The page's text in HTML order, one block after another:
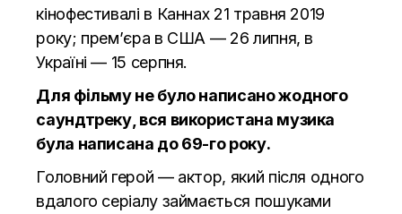
кінофестивалі в Каннах 21 травня 2019
року; прем’єра в США — 26 липня, в
Україні — 15 серпня.
Для фільму не було написано жодного
саундтреку, вся використана музика
була написана до 69-го року.
Головний герой — актор, який після одного
вдалого серіалу займається пошуками